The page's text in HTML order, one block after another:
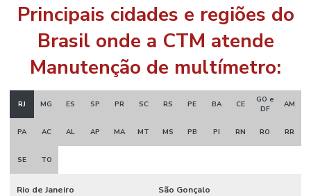
Principais cidades e regiões do
Brasil onde a CTM atende
Manutenção de multímetro:
RJ MG ES SP PR SC RS PE BA CE
GO e
DF
AM
PA AC AL AP MA MT MS PB PI RN RO RR
SE TO
Rio de Janeiro São Gonçalo